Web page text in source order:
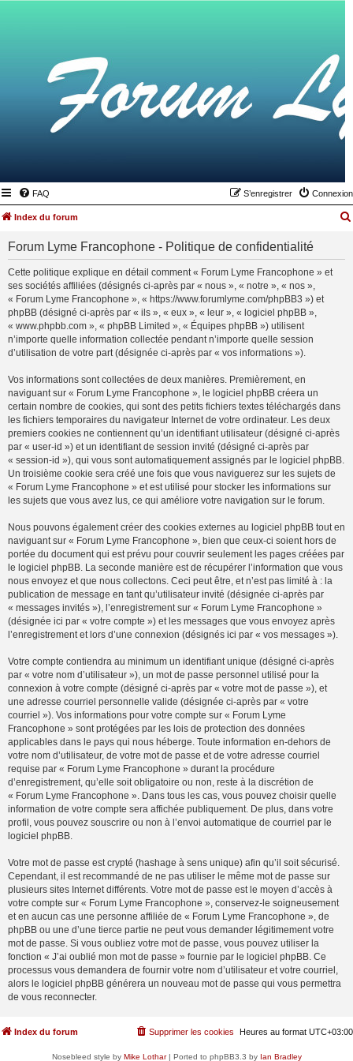
FAQ Connexion
S’enregistrer
Index du forum
Forum Lyme Francophone - Politique de confidentialité
Cette politique explique en détail comment « Forum Lyme Francophone » et
ses sociétés affiliées (désignés ci-après par « nous », « notre », « nos »,
« Forum Lyme Francophone », « https://www.forumlyme.com/phpBB3 ») et
phpBB (désigné ci-après par « ils », « eux », « leur », « logiciel phpBB »,
« www.phpbb.com », « phpBB Limited », « Équipes phpBB ») utilisent
n’importe quelle information collectée pendant n’importe quelle session
d’utilisation de votre part (désignée ci-après par « vos informations »).
Vos informations sont collectées de deux manières. Premièrement, en
naviguant sur « Forum Lyme Francophone », le logiciel phpBB créera un
certain nombre de cookies, qui sont des petits fichiers textes téléchargés dans
les fichiers temporaires du navigateur Internet de votre ordinateur. Les deux
premiers cookies ne contiennent qu’un identifiant utilisateur (désigné ci-après
par « user-id ») et un identifiant de session invité (désigné ci-après par
« session-id »), qui vous sont automatiquement assignés par le logiciel phpBB.
Un troisième cookie sera créé une fois que vous naviguerez sur les sujets de
« Forum Lyme Francophone » et est utilisé pour stocker les informations sur
les sujets que vous avez lus, ce qui améliore votre navigation sur le forum.
Nous pouvons également créer des cookies externes au logiciel phpBB tout en
naviguant sur « Forum Lyme Francophone », bien que ceux-ci soient hors de
portée du document qui est prévu pour couvrir seulement les pages créées par
le logiciel phpBB. La seconde manière est de récupérer l’information que vous
nous envoyez et que nous collectons. Ceci peut être, et n’est pas limité à : la
publication de message en tant qu’utilisateur invité (désignée ci-après par
« messages invités »), l’enregistrement sur « Forum Lyme Francophone »
(désignée ici par « votre compte ») et les messages que vous envoyez après
l’enregistrement et lors d’une connexion (désignés ici par « vos messages »).
Votre compte contiendra au minimum un identifiant unique (désigné ci-après
par « votre nom d’utilisateur »), un mot de passe personnel utilisé pour la
connexion à votre compte (désigné ci-après par « votre mot de passe »), et
une adresse courriel personnelle valide (désignée ci-après par « votre
courriel »). Vos informations pour votre compte sur « Forum Lyme
Francophone » sont protégées par les lois de protection des données
applicables dans le pays qui nous héberge. Toute information en-dehors de
votre nom d’utilisateur, de votre mot de passe et de votre adresse courriel
requise par « Forum Lyme Francophone » durant la procédure
d’enregistrement, qu’elle soit obligatoire ou non, reste à la discrétion de
« Forum Lyme Francophone ». Dans tous les cas, vous pouvez choisir quelle
information de votre compte sera affichée publiquement. De plus, dans votre
profil, vous pouvez souscrire ou non à l’envoi automatique de courriel par le
logiciel phpBB.
Votre mot de passe est crypté (hashage à sens unique) afin qu’il soit sécurisé.
Cependant, il est recommandé de ne pas utiliser le même mot de passe sur
plusieurs sites Internet différents. Votre mot de passe est le moyen d’accès à
votre compte sur « Forum Lyme Francophone », conservez-le soigneusement
et en aucun cas une personne affiliée de « Forum Lyme Francophone », de
phpBB ou une d’une tierce partie ne peut vous demander légitimement votre
mot de passe. Si vous oubliez votre mot de passe, vous pouvez utiliser la
fonction « J’ai oublié mon mot de passe » fournie par le logiciel phpBB. Ce
processus vous demandera de fournir votre nom d’utilisateur et votre courriel,
alors le logiciel phpBB générera un nouveau mot de passe qui vous permettra
de vous reconnecter.
Index du forum Heures au format UTC+03:00
Supprimer les cookies
Nosebleed style by Mike Lothar| Ported to phpBB3.3 by Ian Bradley